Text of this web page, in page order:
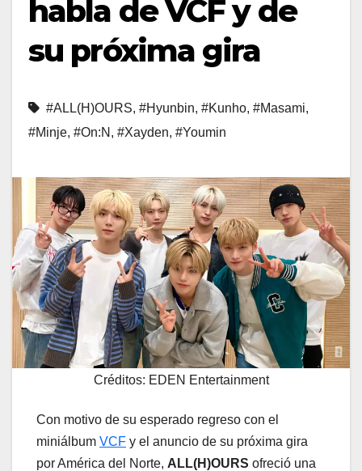
habla de VCF y de
su próxima gira
#ALL(H)OURS, #Hyunbin, #Kunho, #Masami,
#Minje, #On:N , #Xayden, #Youmin
Créditos: EDEN Entertainment
Con motivo de su esperado regreso con el
miniálbum VCF y el anuncio de su próxima gira
por América del Norte, ALL(H)OURS ofreció una